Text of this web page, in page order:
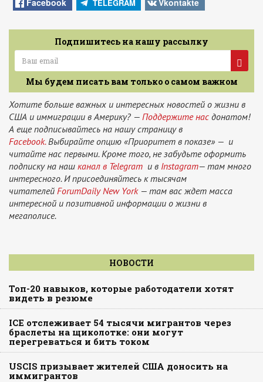
Facebook TELEGRAM Vkontakte
Подпишитесь на нашу рассылку
Мы будем писать вам только о самом важном
Хотите больше важных и интересных новостей о жизни в
США и иммиграции в Америку? — Поддержите нас донатом!
А еще подписывайтесь на нашу страницу в
Facebook.Выбирайте опцию «Приоритет в показе» — и
читайте нас первыми. Кроме того, не забудьте оформить
подписку на наш канал в Telegram и в Instagram— там много
интересного. И присоединяйтесь к тысячам
читателей ForumDaily New York— там вас ждет масса
интересной и позитивной информации о жизни в
мегаполисе.
НОВОСТИ
Топ-20 навыков, которые работодатели хотят
видеть в резюме
ICE отслеживает 54 тысячи мигрантов через
браслеты на щиколотке: они могут
перегреваться и бить током
USCIS призывает жителей США доносить на
иммигрантов